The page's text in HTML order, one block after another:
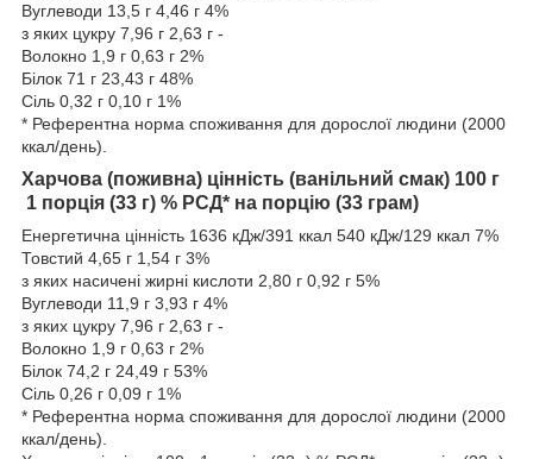
Вуглеводи 13,5 г 4,46 г 4%
з яких цукру 7,96 г 2,63 г -
Волокно 1,9 г 0,63 г 2%
Білок 71 г 23,43 г 48%
Сіль 0,32 г 0,10 г 1%
* Референтна норма споживання для дорослої людини (2000
ккал/день).
Харчова (поживна) цінність (ванільний смак) 100 г
1 порція (33 г) % РСД* на порцію (33 грам)
Енергетична цінність 1636 кДж/391 ккал 540 кДж/129 ккал 7%
Товстий 4,65 г 1,54 г 3%
з яких насичені жирні кислоти 2,80 г 0,92 г 5%
Вуглеводи 11,9 г 3,93 г 4%
з яких цукру 7,96 г 2,63 г -
Волокно 1,9 г 0,63 г 2%
Білок 74,2 г 24,49 г 53%
Сіль 0,26 г 0,09 г 1%
* Референтна норма споживання для дорослої людини (2000
ккал/день).